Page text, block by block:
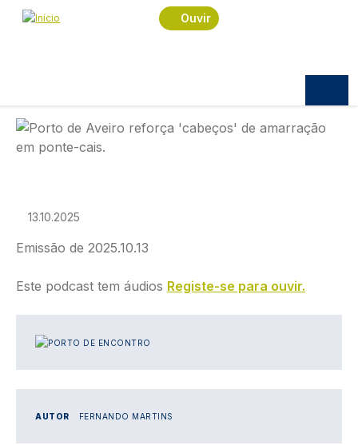
Passar para o conteúdo principal
Ouvir
Navegação estrutural
Início
Porto de Encontro
Imagem
13.10.2025
Emissão de 2025.10.13
Este podcast tem áudios Registe-se para ouvir.
IMAGEM
AUTOR FERNANDO MARTINS